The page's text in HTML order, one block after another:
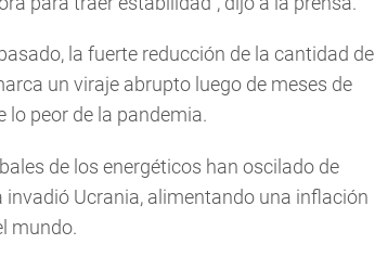
la fuerte reducción de la cantidad de
un viraje abrupto luego de meses de
lo peor de la pandemia.
de los energéticos han oscilado de
Ucrania, alimentando una inflación
mundo.